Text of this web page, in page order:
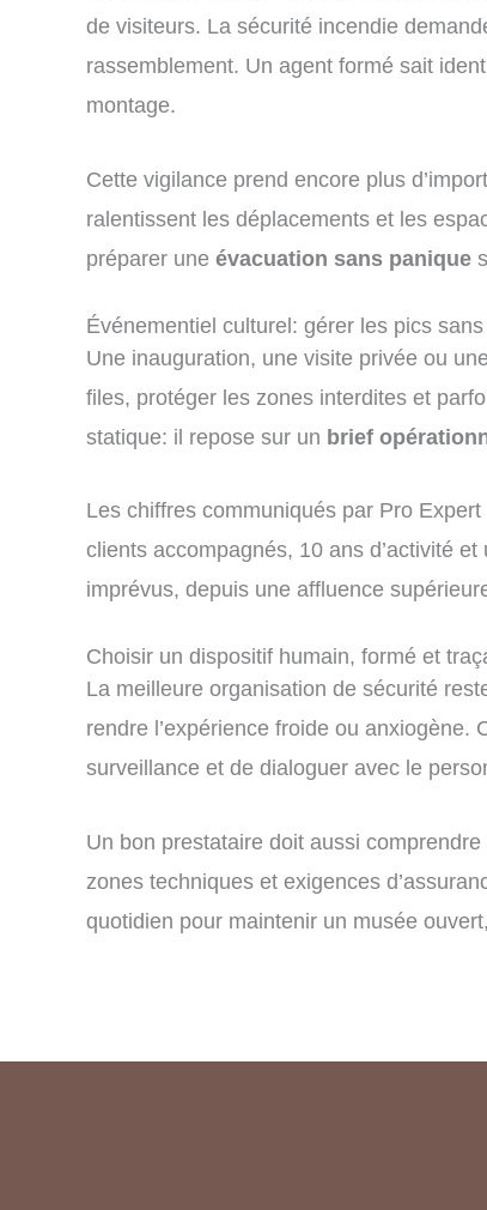
de visiteurs. La sécurité incendie
rassemblement. Un agent formé sait
montage.
Cette vigilance prend encore plus
ralentissent les déplacements et les
préparer une évacuation sans panique
Événementiel culturel: gérer les pics
Une inauguration, une visite privée ou
files, protéger les zones interdites et
statique: il repose sur un brief
Les chiffres communiqués par Pro
clients accompagnés, 10 ans d’activité
imprévus, depuis une affluence
Choisir un dispositif humain, formé et
La meilleure organisation de sécurité
rendre l’expérience froide ou
surveillance et de dialoguer avec le
Un bon prestataire doit aussi
zones techniques et exigences
quotidien pour maintenir un musée